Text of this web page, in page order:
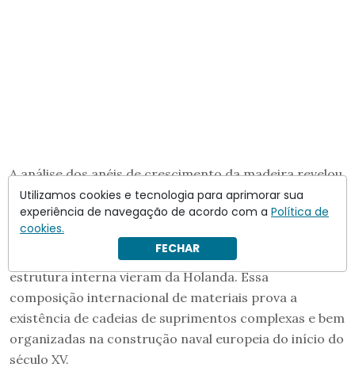
A análise dos anéis de crescimento da madeira revelou
informações surpreendentes sobre a origem dos
materiais. O revestimento externo foi feito com
carvalho importado da Pomerânia, região que hoje faz
parte da Polônia, enquanto os componentes da
estrutura interna vieram da Holanda. Essa
composição internacional de materiais prova a
existência de cadeias de suprimentos complexas e bem
organizadas na construção naval europeia do início do
século XV.
Utilizamos cookies e tecnologia para aprimorar sua
experiência de navegação de acordo com a Política de
cookies.
FECHAR